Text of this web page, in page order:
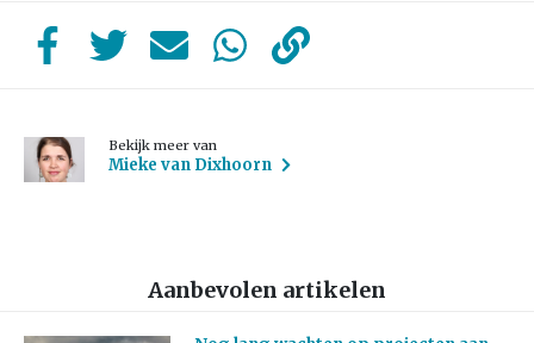
Bekijk meer van
Mieke van Dixhoorn
Aanbevolen artikelen